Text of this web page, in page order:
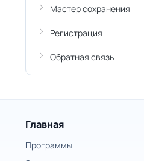
Мастер сохранения
Регистрация
Обратная связь
Главная
Программы